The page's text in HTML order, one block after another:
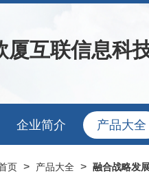
厦互联信息科
企业简介 产品大全
页 > 产品大全 > 融合战略发